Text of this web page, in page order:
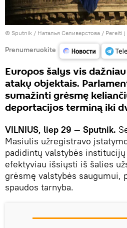
© Sputnik / Наталья Селиверстова / Pereiti
Prenumeruokite
Europos šalys vis
atakų objektais.
sumažinti grėsmę
deportacijos terminą iki
VILNIUS, liep 29 — Sputnik.
Masiulis užregistravo
padidintų valstybės
efektyviau išsiųsti iš šalies
grėsmę valstybės saugumui,
spaudos tarnyba.